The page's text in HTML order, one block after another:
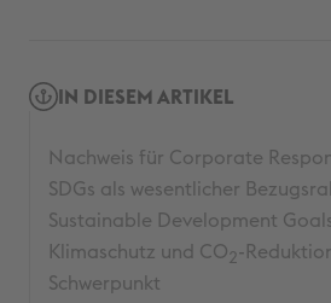
IN DIESEM ARTIKEL
Nachweis für Corporate
SDGs als wesentlicher
Sustainable Development
Klimaschutz und CO2-
Schwerpunkt